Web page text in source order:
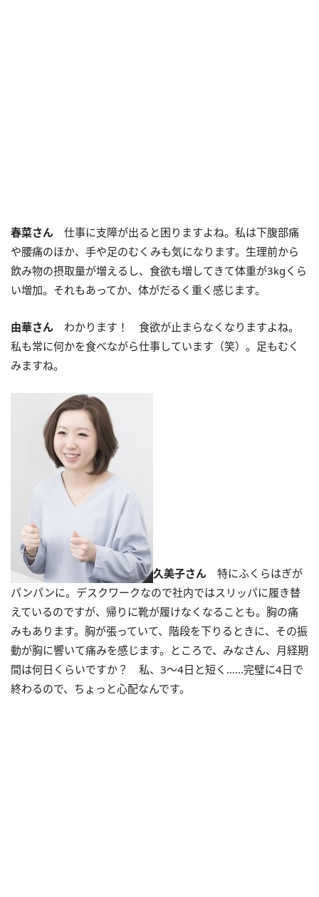
春菜さん 仕事に支障が出ると困りますよね。私は下腹部痛
や腰痛のほか、手や足のむくみも気になります。生理前から
飲み物の摂取量が増えるし、食欲も増してきて体重が3kgくら
い増加。それもあってか、体がだるく重く感じます。
由華さん わかります！ 食欲が止まらなくなりますよね。
私も常に何かを食べながら仕事しています（笑）。足もむく
みますね。
久美子さん 特にふくらはぎが
パンパンに。デスクワークなので社内ではスリッパに履き替
えているのですが、帰りに靴が履けなくなることも。胸の痛
みもあります。胸が張っていて、階段を下りるときに、その振
動が胸に響いて痛みを感じます。ところで、みなさん、月経期
間は何日くらいですか？ 私、3～4日と短く……完璧に4日で
終わるので、ちょっと心配なんです。